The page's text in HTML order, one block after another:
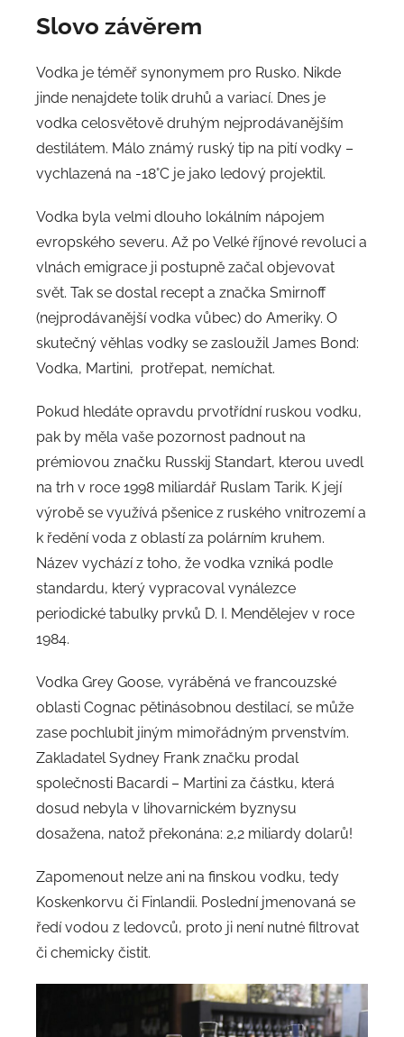
Slovo závěrem
Vodka je téměř synonymem pro Rusko. Nikde
jinde nenajdete tolik druhů a variací. Dnes je
vodka celosvětově druhým nejprodávanějším
destilátem. Málo známý ruský tip na pití vodky –
vychlazená na -18°C je jako ledový projektil.
Vodka byla velmi dlouho lokálním nápojem
evropského severu. Až po Velké říjnové revoluci a
vlnách emigrace ji postupně začal objevovat
svět. Tak se dostal recept a značka Smirnoff
(nejprodávanější vodka vůbec) do Ameriky. O
skutečný věhlas vodky se zasloužil James Bond:
Vodka, Martini, protřepat, nemíchat.
Pokud hledáte opravdu prvotřídní ruskou vodku,
pak by měla vaše pozornost padnout na
prémiovou značku Russkij Standart, kterou uvedl
na trh v roce 1998 miliardář Ruslam Tarik. K její
výrobě se využívá pšenice z ruského vnitrozemí a
k ředění voda z oblastí za polárním kruhem.
Název vychází z toho, že vodka vzniká podle
standardu, který vypracoval vynálezce
periodické tabulky prvků D. I. Mendělejev v roce
1984.
Vodka Grey Goose, vyráběná ve francouzské
oblasti Cognac pětinásobnou destilací, se může
zase pochlubit jiným mimořádným prvenstvím.
Zakladatel Sydney Frank značku prodal
společnosti Bacardi – Martini za částku, která
dosud nebyla v lihovarnickém byznysu
dosažena, natož překonána: 2,2 miliardy dolarů!
Zapomenout nelze ani na finskou vodku, tedy
Koskenkorvu či Finlandii. Poslední jmenovaná se
ředí vodou z ledovců, proto ji není nutné filtrovat
či chemicky čistit.